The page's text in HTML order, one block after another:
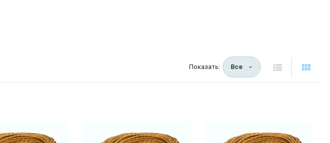
Показать: Все